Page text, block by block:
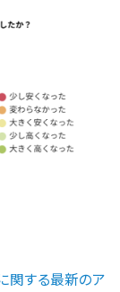
関する最新のア